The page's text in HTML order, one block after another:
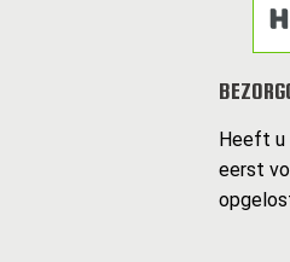
Heeft u
eerst